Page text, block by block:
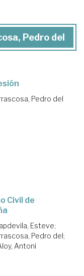
Pedro del
Pedro del
Civil de
Esteve;
Pedro del;
Antoni